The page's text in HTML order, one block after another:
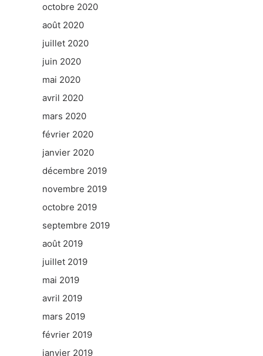
octobre 2020
août 2020
juillet 2020
juin 2020
mai 2020
avril 2020
mars 2020
février 2020
janvier 2020
décembre 2019
novembre 2019
octobre 2019
septembre 2019
août 2019
juillet 2019
mai 2019
avril 2019
mars 2019
février 2019
janvier 2019